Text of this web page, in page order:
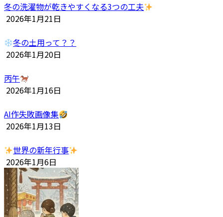
冬の洗濯物が乾きやすくなる3つの工夫
2026年1月21日
冬の土用って？？
2026年1月20日
丙午
2026年1月16日
AI作失敗画像集
2026年1月13日
世界の新年行事
2026年1月6日